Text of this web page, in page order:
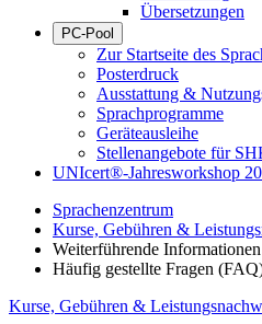
Übersetzungen
PC-Pool
Zur Startseite des
Posterdruck
Ausstattung &
Sprachprogramme
Geräteausleihe
Stellenangebote für
UNIcert®-Jahresworkshop
Sprachenzentrum
Kurse, Gebühren &
Weiterführende Informationen
Häufig gestellte Fragen
Kurse, Gebühren &